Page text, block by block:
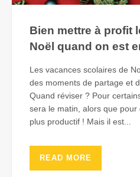
Bien mettre à profit
Noël quand on est
Les vacances scolaires de
des moments de partage et
Quand réviser ? Pour
sera le matin, alors que pour
plus productif ! Mais il est...
READ MORE